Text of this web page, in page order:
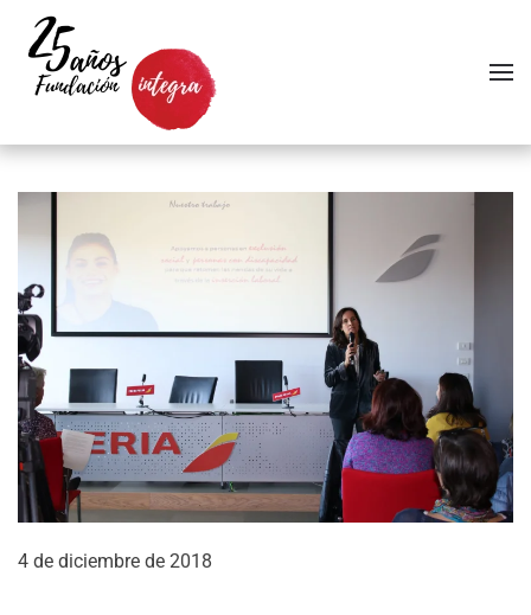
Skip to main content
4 de diciembre de 2018